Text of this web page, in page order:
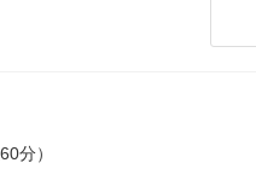
分）